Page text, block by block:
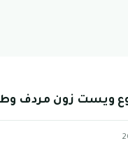
ويست زون مردف